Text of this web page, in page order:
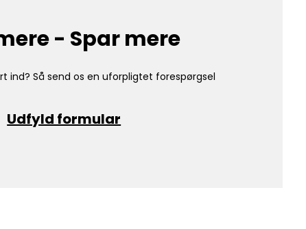
- Spar mere
ind? Så send os en uforpligtet forespørgsel
Udfyld formular